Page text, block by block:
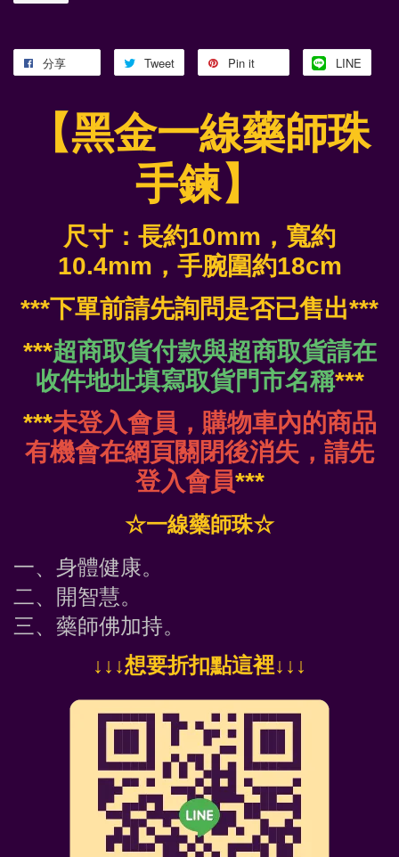
分享 Tweet Pin it LINE
【黑金一線藥師珠
手鍊】
尺寸：長約10mm，寬約
10.4mm ，手腕圍約18cm
***下單前請先詢問是否已售出***
***超商取貨付款與超商取貨請在
收件地址填寫取貨門市名稱***
***未登入會員，購物車內的商品
有機會在網頁關閉後消失，請先
登入會員***
☆一線藥師珠☆
一、身體健康。
二、開智慧。
三、藥師佛加持。
↓ ↓↓想要折扣點這裡↓↓↓